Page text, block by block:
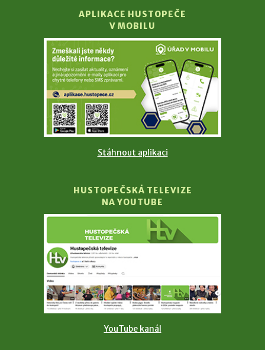
APLIKACE HUSTOPEČE
V MOBILU
Stáhnout aplikaci
HUSTOPEČSKÁ TELEVIZE
NA YOUTUBE
YouTube kanál